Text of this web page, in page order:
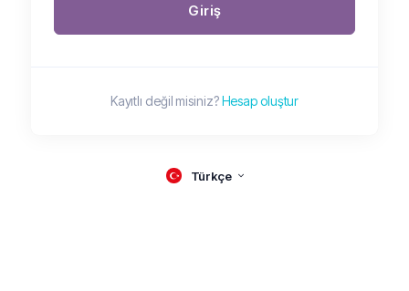
Giriş
Kayıtlı değil misiniz?Hesap oluştur
Türkçe